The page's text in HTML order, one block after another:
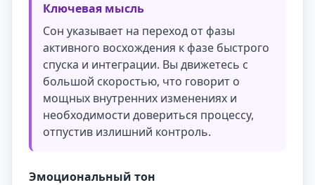
Ключевая мысль
Сон указывает на переход от фазы
активного восхождения к фазе быстрого
спуска и интеграции. Вы движетесь с
большой скоростью, что говорит о
мощных внутренних изменениях и
необходимости довериться процессу,
отпустив излишний контроль.
Эмоциональный тон